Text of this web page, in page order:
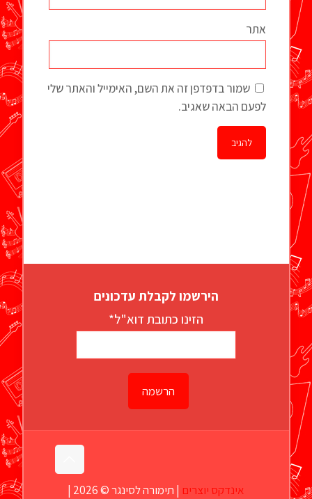
אתר
שמור בדפדפן זה את השם, האימייל והאתר שלי
לפעם הבאה שאגיב.
הירשמו לקבלת עדכונים
הזינו כתובת דוא"ל*
אינדקס יוצרים | תימורה לסינגר © 2026 |